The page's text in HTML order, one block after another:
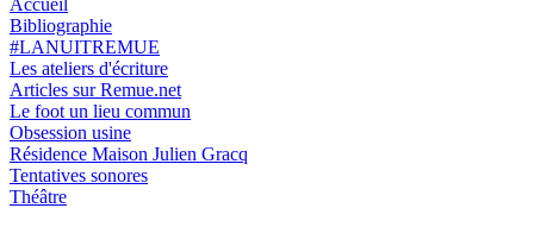
Accueil
Bibliographie
#LANUITREMUE
Les ateliers d'écriture
Articles sur Remue.net
Le foot un lieu commun
Obsession usine
Résidence Maison Julien Gracq
Tentatives sonores
Théâtre